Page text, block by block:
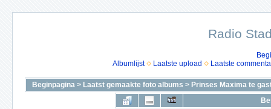
Radio
Albumlijst
Laatste upload Laatste
Beginpagina > Laatst gemaakte foto albums > Prinses Maxima te